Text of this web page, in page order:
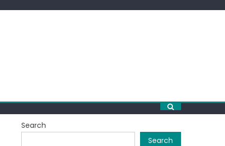
Search
Search